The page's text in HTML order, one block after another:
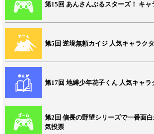
第15回 あんさんぶるスターズ！ キ
第5回 逆境無頼カイジ 人気キャラク
第17回 地縛少年花子くん 人気キャラ
第2回 信長の野望シリーズで一番面
気投票